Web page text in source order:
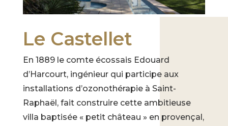
Le Castellet
En 1889 le comte écossais Edouard
d’Harcourt, ingénieur qui participe aux
installations d’ozonothérapie à Saint-
Raphaël, fait construire cette ambitieuse
villa baptisée « petit château » en provençal,